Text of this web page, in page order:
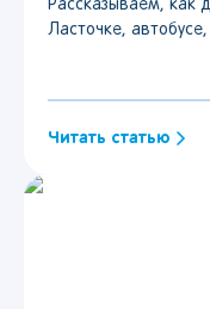
Рассказываем, как
Ласточке,
Читать статью